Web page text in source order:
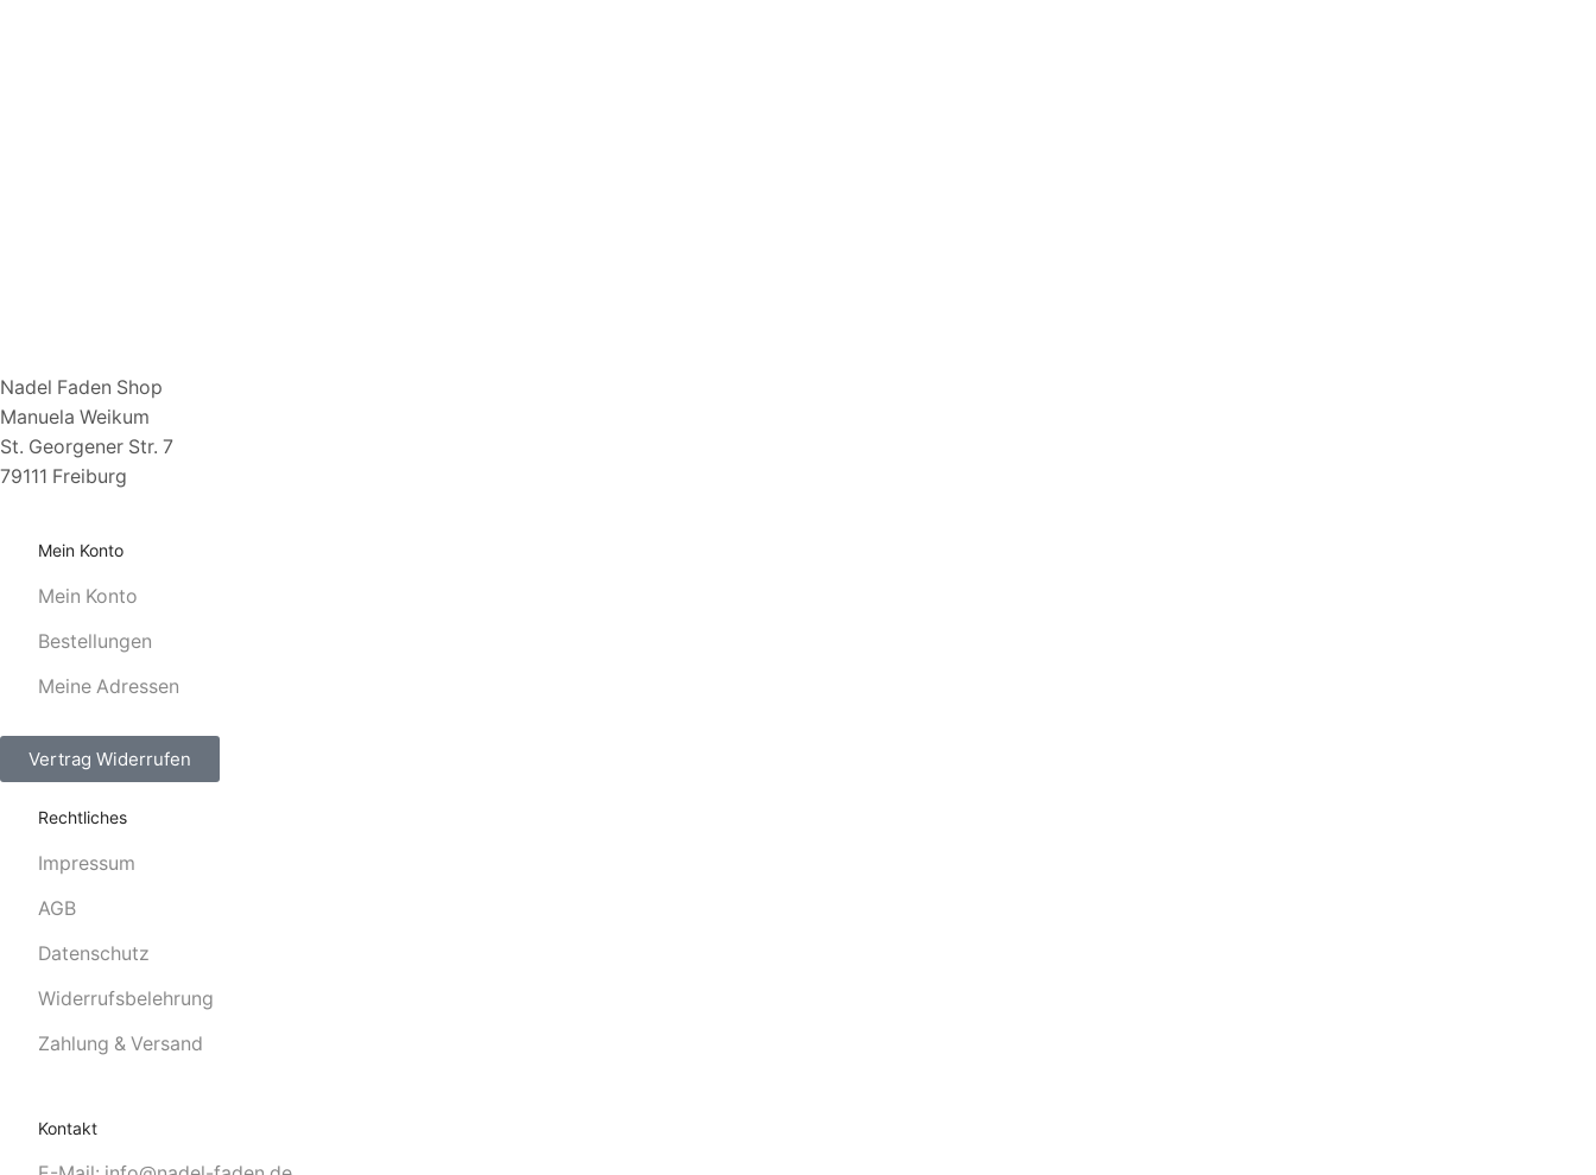
Nadel Faden Shop
Manuela Weikum
St. Georgener Str. 7
79111 Freiburg
Mein Konto
Mein Konto
Bestellungen
Meine Adressen
Vertrag Widerrufen
Rechtliches
Impressum
AGB
Datenschutz
Widerrufsbelehrung
Zahlung & Versand
Kontakt